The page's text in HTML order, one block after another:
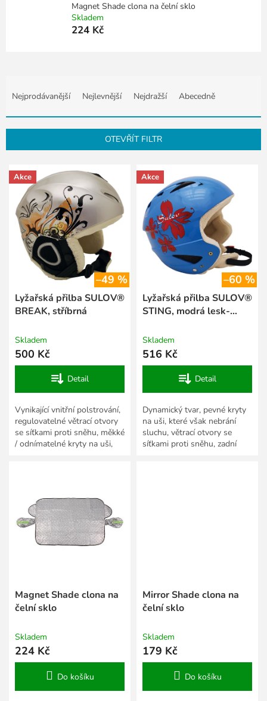
Magnet Shade clona na čelní sklo
Skladem
224 Kč
e
n
í
r
o
Nejprodávanější Nejlevnější Nejdražší Abecedně
OTEVŘÍT FILTR
V
ýAkce
–49 %
Lyžařská přilba SULOV®
BREAK, stříbrná
Skladem
500 Kč
Detail
Vynikající vnitřní polstrování,
regulovatelné větrací otvory
se síťkami proti sněhu, měkké
/ odnímatelné kryty na uši,
Akce
–60 %
Lyžařská přilba SULOV®
STING, modrá lesk-
Skladem
516 Kč
Detail
Dynamický tvar, pevné kryty
na uši, které však nebrání
sluchu, větrací otvory se
síťkami proti sněhu, zadní
Magnet Shade clona na
čelní sklo
Skladem
224 Kč
Do košíku
Mirror Shade clona na
čelní sklo
Skladem
179 Kč
Do košíku